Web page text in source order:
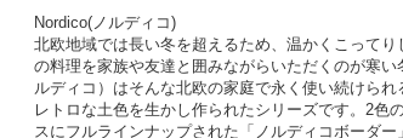
Nordico(ノルディコ)
北欧地域では長い冬を超えるため、温かくこって
の料理を家族や友達と囲みながらいただくのが寒
ルディコ）はそんな北欧の家庭で永く使い続けら
レトロな土色を生かし作られたシリーズです。2色
スにフルラインナップされた「ノルディコボーダ